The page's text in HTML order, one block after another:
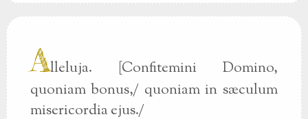
Alleluja. [Confitemini Domino,
quoniam bonus,/ quoniam in sæculum
misericordia ejus./